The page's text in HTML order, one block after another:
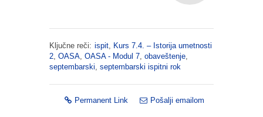
Ključne reči: ispit, Kurs 7.4. – Istorija umetnosti
2, OASA, OASA - Modul 7, obaveštenje,
septembarski, septembarski ispitni rok
Permanent Link Pošalji emailom